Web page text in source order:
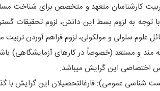
کارشناسان متعهد و متخصص براى شناخت
به لزوم بسط این دانش، لزوم تحقیقات
علوم سلولى و مولکولی، لزوم فراهم آوردن
مند و مستعد (خصوصاً در کارهاى آزمایشگاهی)
اختصاصى این گرایش میباشد.
شناسی عمومى): فارغالتحصیلان این گرایش